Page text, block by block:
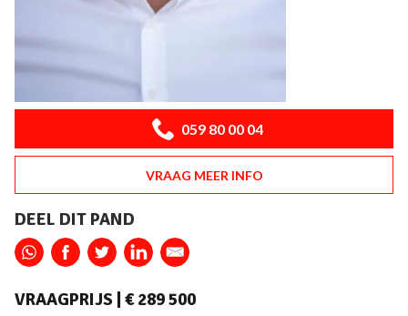
059 80 00 04
VRAAG MEER INFO
DEEL DIT PAND
VRAAGPRIJS | € 289 500